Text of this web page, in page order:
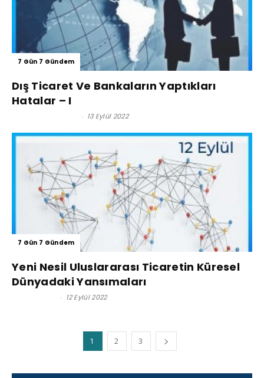
7 Gün 7 Gündem
Dış Ticaret Ve Bankaların Yaptıkları
Hatalar – I
- 13 Eylül 2022
7 Gün 7 Gündem
Yeni Nesil Uluslararası Ticaretin Küresel
Dünyadaki Yansımaları
- 12 Eylül 2022
1 2 3